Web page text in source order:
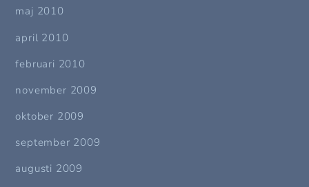
maj 2010
april 2010
februari 2010
november 2009
oktober 2009
september 2009
augusti 2009